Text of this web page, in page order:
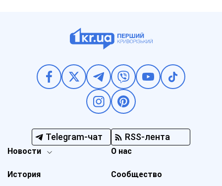
Telegram-чат RSS-лента
Новости
История
О нас
Сообщество